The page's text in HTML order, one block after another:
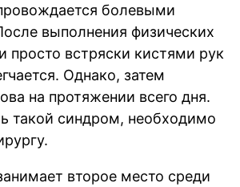
болевыми
выполнения физических
просто встряски кистями рук
Однако, затем
на протяжении всего дня.
такой синдром, необходимо
второе место среди